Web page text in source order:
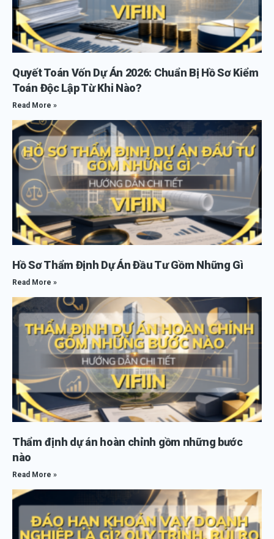
Quyết Toán Vốn Dự Án 2026: Chuẩn Bị Hồ Sơ Kiểm
Toán Độc Lập Từ Khi Nào?
Read More »
Hồ Sơ Thẩm Định Dự Án Đầu Tư Gồm Những Gì
Read More »
Thẩm định dự án hoàn chỉnh gồm những bước
nào
Read More »